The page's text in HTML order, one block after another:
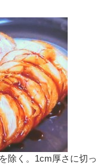
除く。1cm厚さに切っ